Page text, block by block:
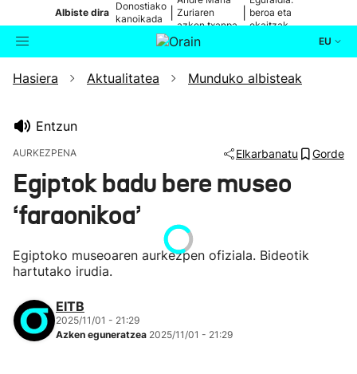
Albiste dira
Donostiako
kanoikada
Zuriaren
azken txanpa
beroa eta
ekaitzak
EU
Bilatzailea Aktualitatea
Eguraldia
Hasiera Aktualitatea Munduko albisteak
Entzun
AURKEZPENA Elkarbanatu Gorde
Egiptok badu bere museo
‘faraonikoa’
Egiptoko museoaren aurkezpen ofiziala. Bideotik
hartutako irudia.
EITB
2025/11/01 - 21:29
Azken eguneratzea 2025/11/01 - 21:29